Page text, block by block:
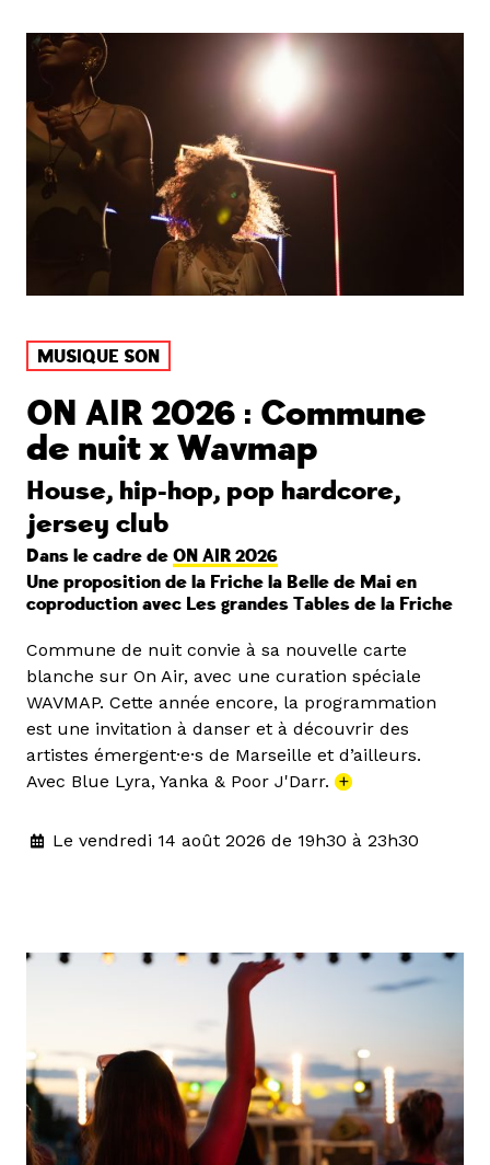
MUSIQUE SON
ON AIR 2026 : Commune
de nuit x Wavmap
House, hip-hop, pop hardcore,
jersey club
Dans le cadre de ON AIR 2026
Une proposition de la Friche la Belle de Mai en
coproduction avec Les grandes Tables de la Friche
Commune de nuit convie à sa nouvelle carte
blanche sur On Air, avec une curation spéciale
WAVMAP. Cette année encore, la programmation
est une invitation à danser et à découvrir des
artistes émergent·e·s de Marseille et d’ailleurs.
Avec Blue Lyra, Yanka & Poor J'Darr. +
Le vendredi 14 août 2026 de 19h30 à 23h30